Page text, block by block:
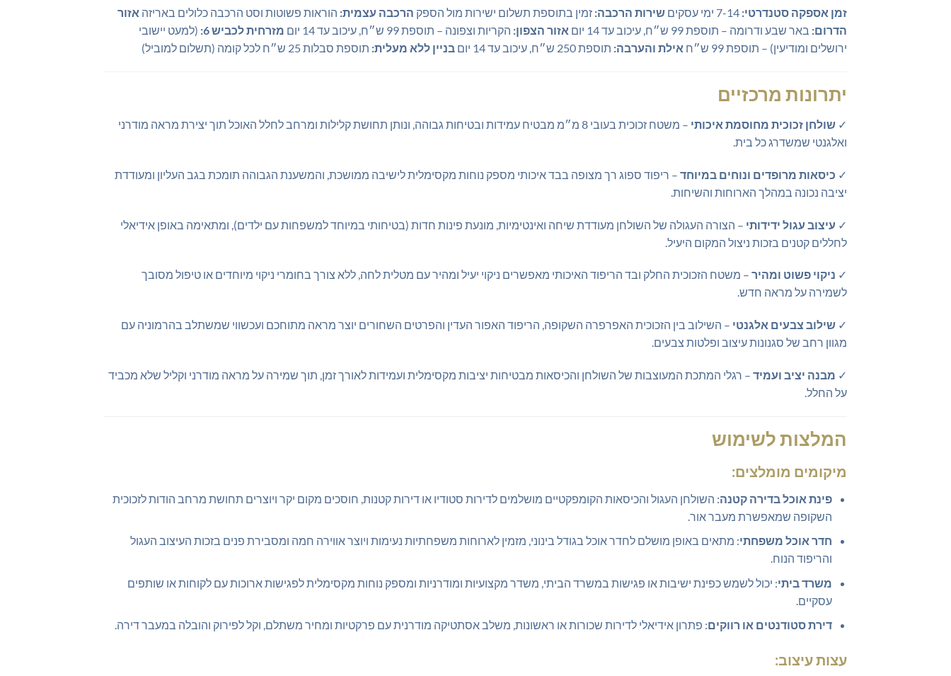
זמן אספקה סטנדרטי: שירות הרכבה: זמין בתוספת תשלום ישירות מול הספק הרכבה עצמית: הוראות פשוטות וסט הרכבה כלולים באריזה אזור
הדרום: באר שבע ודרומה – תוספת 99 ש״ח, עיכוב עד 14 יום אזור הצפון: הקריות וצפונה – תוספת 99 ש״ח, עיכוב עד 14 יום מזרחית לכביש 6:
(למעט יישובי
ירושלים ומודיעין) – תוספת 99 ש״ח
אילת והערבה: תוספת 250 ש״ח, עיכוב עד 14 יום בניין ללא מעלית: תוספת סבלות 25 ש״ח לכל קומה (תשלום למוביל)
יתרונות מרכזיים
✓ שולחן זכוכית מחוסמת איכותי
– משטח זכוכית בעובי 8 מ״מ מבטיח עמידות ובטיחות גבוהה, ונותן תחושת קלילות ומרחב לחלל האוכל תוך יצירת מראה מודרני
ואלגנטי שמשדרג כל בית.
✓ כיסאות מרופדים ונוחים במיוחד – ריפוד ספוג רך מצופה בבד איכותי מספק נוחות מקסימלית לישיבה ממושכת, והמשענת הגבוהה תומכת בגב העליון ומעודדת
יציבה נכונה במהלך הארוחות והשיחות.
✓ עיצוב עגול ידידותי – הצורה העגולה של השולחן מעודדת שיחה ואינטימיות, מונעת פינות חדות (בטיחותי במיוחד למשפחות עם ילדים), ומתאימה באופן אידיאלי
לחללים קטנים בזכות ניצול המקום היעיל.
✓ ניקוי פשוט ומהיר – משטח הזכוכית החלק ובד הריפוד האיכותי מאפשרים ניקוי יעיל ומהיר עם מטלית לחה, ללא צורך בחומרי ניקוי מיוחדים או טיפול מסובך
לשמירה על מראה חדש.
✓ שילוב צבעים אלגנטי – השילוב בין הזכוכית האפרפרה השקופה, הריפוד האפור העדין והפרטים השחורים יוצר מראה מתוחכם ועכשווי שמשתלב בהרמוניה עם
מגוון רחב של סגנונות עיצוב ופלטות צבעים.
✓ מבנה יציב ועמיד – רגלי המתכת המעוצבות של השולחן והכיסאות מבטיחות יציבות מקסימלית ועמידות לאורך זמן, תוך שמירה על מראה מודרני וקליל שלא מכביד
על החלל.
המלצות לשימוש
מיקומים מומלצים:
פינת אוכל בדירה קטנה: השולחן העגול והכיסאות הקומפקטיים מושלמים לדירות סטודיו או דירות קטנות, חוסכים מקום יקר ויוצרים תחושת מרחב הודות לזכוכית
השקופה שמאפשרת מעבר אור.
חדר אוכל משפחתי: מתאים באופן מושלם לחדר אוכל בגודל בינוני, מזמין לארוחות משפחתיות נעימות ויוצר אווירה חמה ומסבירת פנים בזכות העיצוב העגול
והריפוד הנוח.
משרד ביתי: יכול לשמש כפינת ישיבות או פגישות במשרד הביתי, משדר מקצועיות ומודרניות ומספק נוחות מקסימלית לפגישות ארוכות עם לקוחות או שותפים
עסקיים.
דירת סטודנטים או רווקים: פתרון אידיאלי לדירות שכורות או ראשונות, משלב אסתטיקה מודרנית עם פרקטיות ומחיר משתלם, וקל לפירוק והובלה במעבר דירה.
עצות עיצוב: